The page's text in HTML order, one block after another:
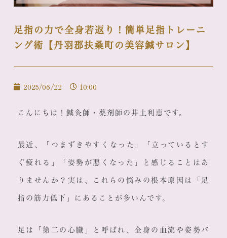
足指の力で全身若返り！簡単足指トレーニ
ング術【丹羽郡扶桑町の美容鍼サロン】
2025/06/22 10:00
こんにちは！鍼灸師・薬剤師の井土利恵です。
最近、「つまずきやすくなった」「立っているとす
ぐ疲れる」「姿勢が悪くなった」と感じることはあ
りませんか？実は、これらの悩みの根本原因は「足
指の筋力低下」にあることが多いんです。
足は「第二の心臓」と呼ばれ、全身の血流や姿勢バ